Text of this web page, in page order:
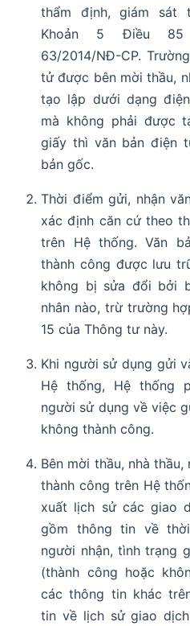
thẩm định, giám sát
Khoản 5 Điều
63/2014/NĐ-CP.
tử được bên mời thầu,
tạo lập dưới dạng
mà không phải được
giấy thì văn bản điện
bản gốc.
Thời điểm gửi, nhận
xác định căn cứ theo
trên Hệ thống. Văn
thành công được lưu
không bị sửa đổi bởi
nhân nào, trừ trường
15 của Thông tư này.
Khi người sử dụng gửi
Hệ thống, Hệ thống
người sử dụng về việc
không thành công.
Bên mời thầu, nhà
thành công trên Hệ
xuất lịch sử các giao
gồm thông tin về
người nhận, tình trạng
(thành công hoặc
các thông tin khác
tin về lịch sử giao